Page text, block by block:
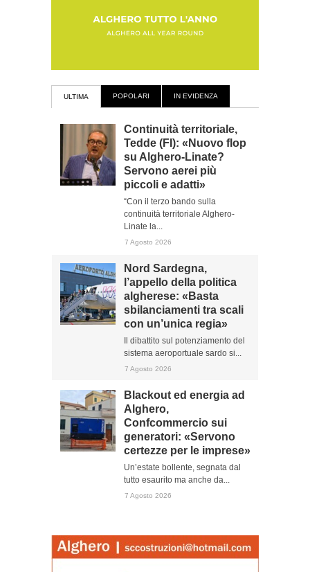
ULTIMA POPOLARI IN EVIDENZA
Continuità territoriale,
Tedde (FI): «Nuovo flop
su Alghero-Linate?
Servono aerei più
piccoli e adatti»
“Con il terzo bando sulla
continuità territoriale Alghero-
Linate la...
7 Agosto 2026
Nord Sardegna,
l’appello della politica
algherese: «Basta
sbilanciamenti tra scali
con un’unica regia»
Il dibattito sul potenziamento del
sistema aeroportuale sardo si...
7 Agosto 2026
Blackout ed energia ad
Alghero,
Confcommercio sui
generatori: «Servono
certezze per le imprese»
Un’estate bollente, segnata dal
tutto esaurito ma anche da...
7 Agosto 2026